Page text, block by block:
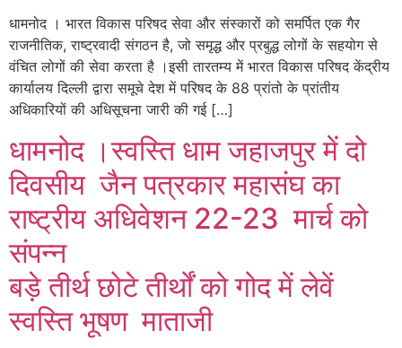
धामनोद । भारत विकास परिषद सेवा और संस्कारों को समर्पित एक गैर
राजनीतिक, राष्ट्रवादी संगठन है, जो समृद्ध और प्रबुद्ध लोगों के सहयोग से
वंचित लोगों की सेवा करता है ।इसी तारतम्य में भारत विकास परिषद केंद्रीय
कार्यालय दिल्ली द्वारा समूचे देश में परिषद के 88 प्रांतो के प्रांतीय
अधिकारियों की अधिसूचना जारी की गई […]
धामनोद ।स्वस्ति धाम जहाजपुर में दो
दिवसीय जैन पत्रकार महासंघ का
राष्ट्रीय अधिवेशन 22-23 मार्च को
संपन्न
बड़े तीर्थ छोटे तीर्थों को गोद में लेवें
स्वस्ति भूषण माताजी